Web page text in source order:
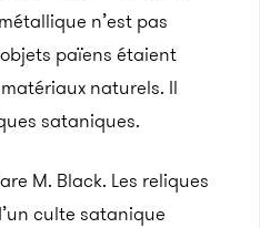
n’est pas
païens étaient
naturels. Il
sataniques.
M. Black. Les reliques
culte satanique